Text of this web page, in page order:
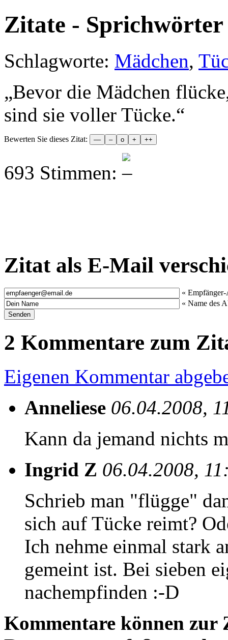
Zitate -
Schlagworte: Mädchen,
„Bevor die Mädchen
sind sie voller Tücke.“
Bewerten Sie dieses Zitat:
693 Stimmen:
Zitat als E-Mail
« Empfänger-
« Name des
2 Kommentare zum
Eigenen Kommentar
Anneliese 06.04.2008,
Kann da jemand nichts
Ingrid Z 06.04.2008,
Schrieb man "flügge"
sich auf Tücke reimt?
Ich nehme einmal stark
gemeint ist. Bei sieben
nachempfinden :-D
Kommentare können